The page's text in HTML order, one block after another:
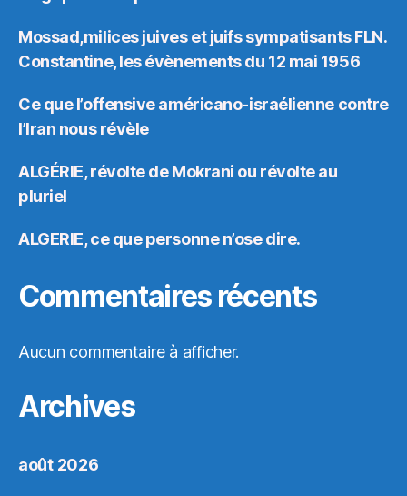
Mossad,milices juives et juifs sympatisants FLN.
Constantine, les évènements du 12 mai 1956
Ce que l’offensive américano-israélienne contre
l’Iran nous révèle
ALGÉRIE, révolte de Mokrani ou révolte au
pluriel
ALGERIE, ce que personne n’ose dire.
Commentaires récents
Aucun commentaire à afficher.
Archives
août 2026